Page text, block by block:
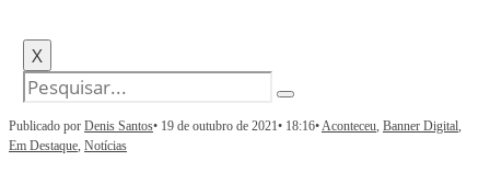
X
Publicado por Denis Santos• 19 de outubro de 2021• 18:16•Aconteceu, Banner Digital,
Em Destaque, Notícias